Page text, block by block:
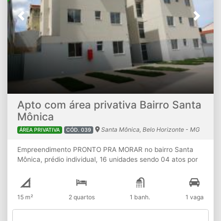
Apto com área privativa Bairro Santa
Mônica
ÁREA PRIVATIVA CÓD. 039 Santa Mônica, Belo Horizonte - MG
Previous Next
Empreendimento PRONTO PRA MORAR no bairro Santa
Mônica, prédio individual, 16 unidades sendo 04 atos por
comercial do bairro, Av. Augusto dos Anjos, Av. Ministro de
Oliveira Salazar, Av. Érico Veríssimo, Supermercados BH,
Drogaria Araújo, com acesso fácil ao Centro de Belo
Horizonte e outras regiões de BH. Apartamento com
15 m² 2 quartos 1 banh. 1 vaga